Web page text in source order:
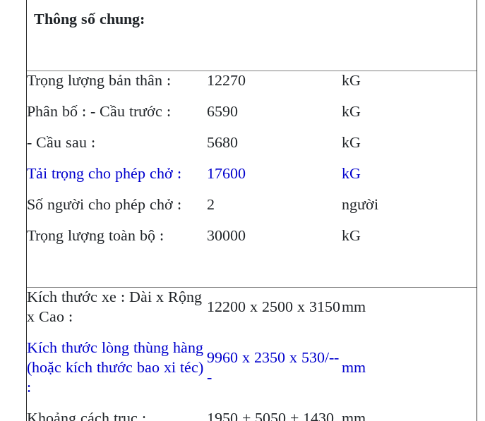
Thông số chung:
Trọng lượng bản thân : 12270
kG
Phân bố : - Cầu trước :
6590
kG
- Cầu sau :
5680
kG
Tải trọng cho phép chở :
17600
kG
Số người cho phép chở :
2
người
Trọng lượng toàn bộ :
30000 kG
Kích thước xe : Dài x Rộng
x Cao :
12200 x 2500 x 3150mm
Kích thước lòng thùng hàng
(hoặc kích thước bao xi téc)
:
9960 x 2350 x 530/--
-
mm